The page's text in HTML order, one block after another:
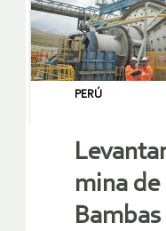
PERÚ
mina de
Bambas